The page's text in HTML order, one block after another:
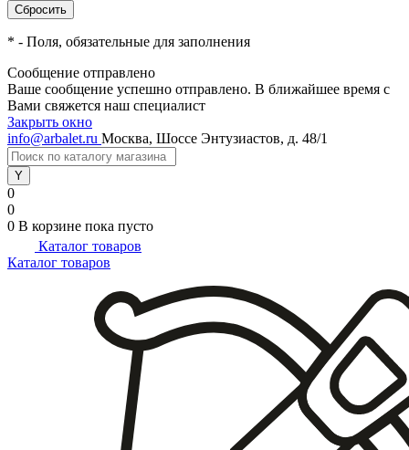
* - Поля, обязательные для заполнения
Сообщение отправлено
Ваше сообщение успешно отправлено. В ближайшее время с
Вами свяжется наш специалист
Закрыть окно
info@arbalet.ru Москва, Шоссе Энтузиастов, д. 48/1
0
0
0 В корзине пока пусто
Каталог товаров
Каталог товаров